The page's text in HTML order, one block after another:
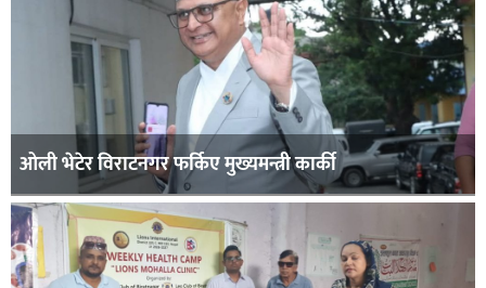
ओली भेटेर विराटनगर फर्किए मुख्यमन्त्री कार्की